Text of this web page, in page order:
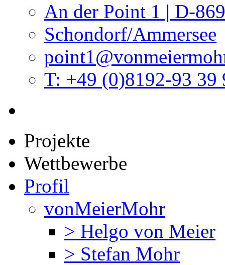
An der Point 1 | D-
Schondorf/Ammersee
T: +49 (0)8192-93 39
Projekte
Wettbewerbe
Profil
vonMeierMohr
> Helgo von Meier
> Stefan Mohr